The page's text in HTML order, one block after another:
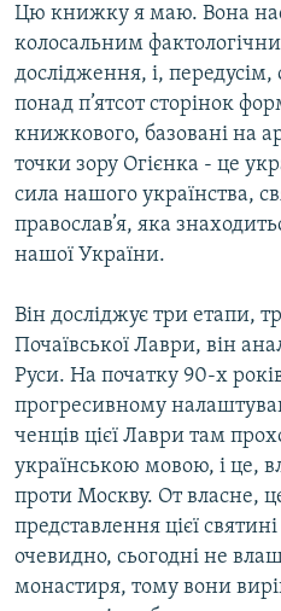
Цю книжку я маю. Вона
колосальним
дослідження, і,
понад п’ятсот сторінок
книжкового, базовані на
точки зору Огієнка - це
сила нашого українства,
православ’я, яка
нашої України.
Він досліджує три етапи,
Почаївської Лаври, він
Руси. На початку 90-х
прогресивному
ченців цієї Лаври там
українською мовою, і це,
проти Москву. От власне,
представлення цієї
очевидно, сьогодні не
монастиря, тому вони